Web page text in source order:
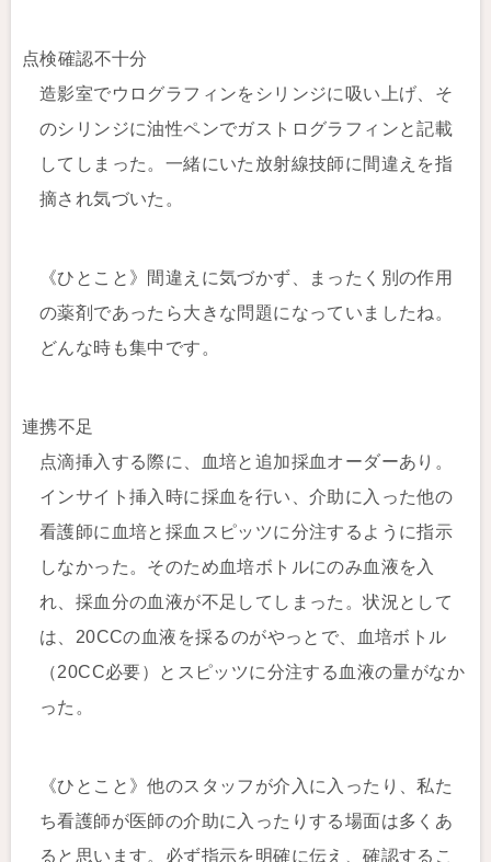
点検確認不十分
造影室でウログラフィンをシリンジに吸い上げ、そ
のシリンジに油性ペンでガストログラフィンと記載
してしまった。一緒にいた放射線技師に間違えを指
摘され気づいた。
《ひとこと》間違えに気づかず、まったく別の作用
の薬剤であったら大きな問題になっていましたね。
どんな時も集中です。
連携不足
点滴挿入する際に、血培と追加採血オーダーあり。
インサイト挿入時に採血を行い、介助に入った他の
看護師に血培と採血スピッツに分注するように指示
しなかった。そのため血培ボトルにのみ血液を入
れ、採血分の血液が不足してしまった。状況として
は、20CCの血液を採るのがやっとで、血培ボトル
（20CC必要）とスピッツに分注する血液の量がなか
った。
《ひとこと》他のスタッフが介入に入ったり、私た
ち看護師が医師の介助に入ったりする場面は多くあ
ると思います。必ず指示を明確に伝え、確認するこ